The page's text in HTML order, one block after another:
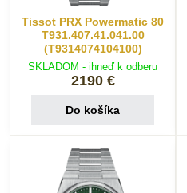
Tissot PRX Powermatic 80
T931.407.41.041.00
(T9314074104100)
SKLADOM - ihneď k odberu
2190 €
Do košíka